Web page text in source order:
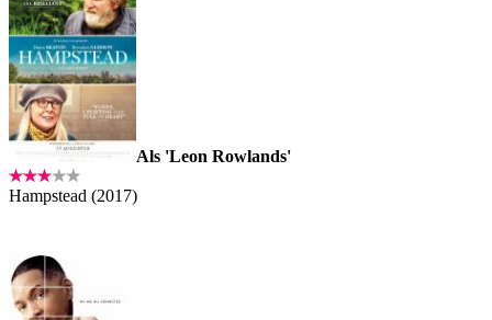
Als 'Leon Rowlands'
Hampstead (2017)